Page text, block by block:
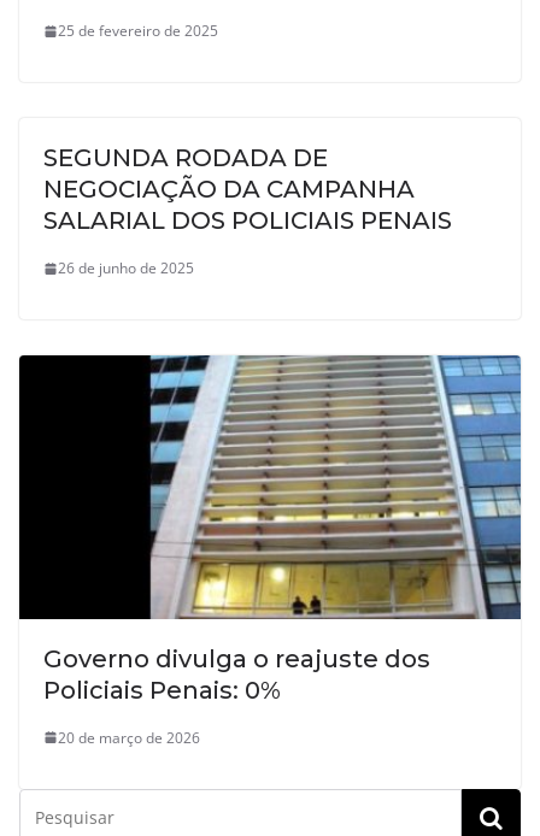
25 de fevereiro de 2025
SEGUNDA RODADA DE
NEGOCIAÇÃO DA CAMPANHA
SALARIAL DOS POLICIAIS PENAIS
26 de junho de 2025
Governo divulga o reajuste dos
Policiais Penais: 0%
20 de março de 2026